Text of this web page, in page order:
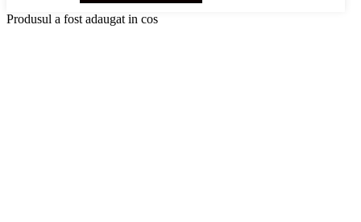
Produsul a fost adaugat in cos